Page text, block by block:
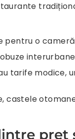
pentru o
tarife modice,
castele
preț